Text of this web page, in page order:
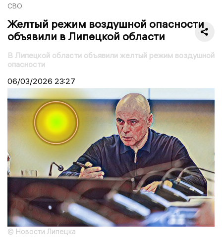
СВО
Желтый режим воздушной опасности
объявили в Липецкой области
В Липецкой области объявили желтый режим воздушной
опасности
06/03/2026 23:27
© Новости Липецка